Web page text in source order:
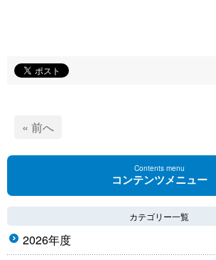
« 前へ
Contents menu
コンテンツメニュー
カテゴリー一覧
2026年度